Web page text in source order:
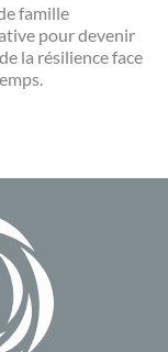
famille
pour devenir
la résilience face